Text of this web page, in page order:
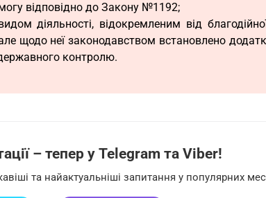
відповідно до Закону №1192;
діяльності, відокремленим від
щодо неї законодавством встановлено
державного контролю.
– тепер у Telegram та Viber!
та найактуальніші запитання у популярних